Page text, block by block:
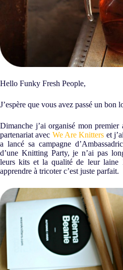
Hello Funky Fresh People,
J’espère que vous avez passé un bon
Dimanche j’ai organisé mon premier
partenariat avec We Are Knitters et
a lancé sa campagne
d’une Knitting Party, je n’ai pas
leurs kits et la qualité de leur laine
apprendre à tricoter c’est juste parfait.